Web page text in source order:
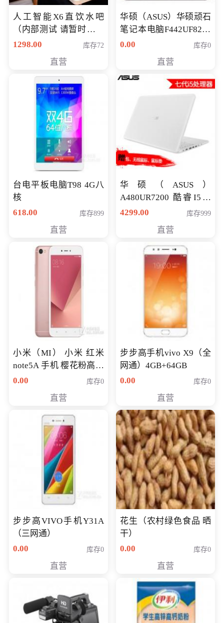
人工智能X6直饮水吧
（内部测试 请暂时不要
购买）
1298.00 库存72
直营
华硕（ASUS）华硕顽石
笔记本电脑F442UF8250
八代独显轻薄办公商务
0.00 库存0
直营
台电平板电脑T98 4G八
核
618.00
库存899
直营
华硕（ASUS）
A480UR7200 酷睿I5超
薄学生办公游戏独显笔
NV930-2G独
4299.00 库存999
直营
小米（MI） 小米 红米
note5A 手机 樱花粉高配
版 全网通(3G+32G)
0.00 库存0
直营
步步高手机vivo X9（全
网通）4GB+64GB
0.00
库存0
直营
步步高VIVO手机Y31A
（三网通）
0.00
库存0
直营
花生（农村绿色食品 晒
干）
0.00
库存0
直营